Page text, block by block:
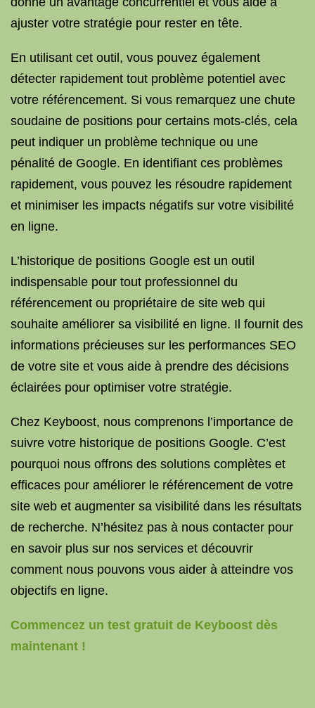
ajuster votre stratégie pour rester en tête.
En utilisant cet outil, vous pouvez également
détecter rapidement tout problème potentiel avec
votre référencement. Si vous remarquez une chute
soudaine de positions pour certains mots-clés, cela
peut indiquer un problème technique ou une
pénalité de Google. En identifiant ces problèmes
rapidement, vous pouvez les résoudre rapidement
et minimiser les impacts négatifs sur votre visibilité
en ligne.
L’historique de positions Google est un outil
indispensable pour tout professionnel du
référencement ou propriétaire de site web qui
souhaite améliorer sa visibilité en ligne. Il fournit des
informations précieuses sur les performances SEO
de votre site et vous aide à prendre des décisions
éclairées pour optimiser votre stratégie.
Chez Keyboost, nous comprenons l’importance de
suivre votre historique de positions Google. C’est
pourquoi nous offrons des solutions complètes et
efficaces pour améliorer le référencement de votre
site web et augmenter sa visibilité dans les résultats
de recherche. N’hésitez pas à nous contacter pour
en savoir plus sur nos services et découvrir
comment nous pouvons vous aider à atteindre vos
objectifs en ligne.
Commencez un test gratuit de Keyboost dès
maintenant !